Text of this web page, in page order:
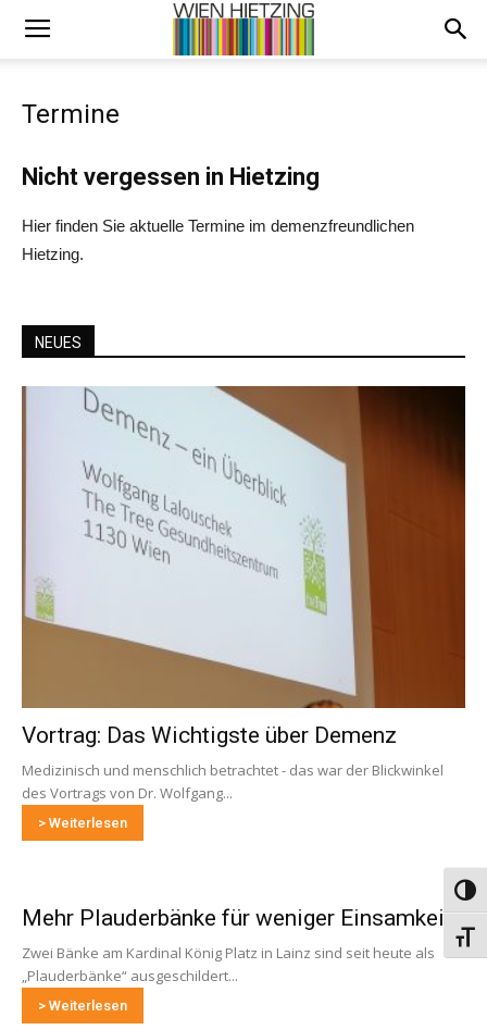
Termine
Nicht vergessen in Hietzing
Hier finden Sie aktuelle Termine im demenzfreundlichen
Hietzing.
NEUES
Vortrag: Das Wichtigste über Demenz
Medizinisch und menschlich betrachtet - das war der Blickwinkel
des Vortrags von Dr. Wolfgang...
> Weiterlesen
Mehr Plauderbänke für weniger Einsamkeit
Zwei Bänke am Kardinal König Platz in Lainz sind seit heute als
„Plauderbänke“ ausgeschildert...
> Weiterlesen